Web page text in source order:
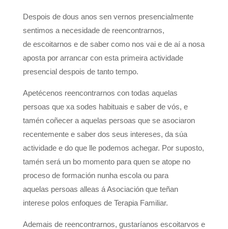
Despois de dous anos sen vernos presencialmente
sentimos a necesidade de reencontrarnos,
de escoitarnos e de saber como nos vai e de aí a nosa
aposta por arrancar con esta primeira actividade
presencial despois de tanto tempo.
Apetécenos reencontrarnos con todas aquelas
persoas que xa sodes habituais e saber de vós, e
tamén coñecer a aquelas persoas que se asociaron
recentemente e saber dos seus intereses, da súa
actividade e do que lle podemos achegar. Por suposto,
tamén será un bo momento para quen se atope no
proceso de formación nunha escola ou para
aquelas persoas alleas á Asociación que teñan
interese polos enfoques de Terapia Familiar.
Ademais de reencontrarnos, gustaríanos escoitarvos e